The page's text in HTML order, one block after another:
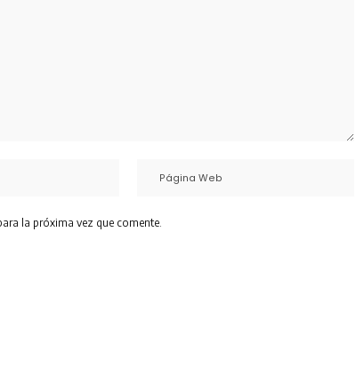
la próxima vez que comente.